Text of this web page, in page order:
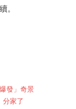
。
發」奇景
分家了